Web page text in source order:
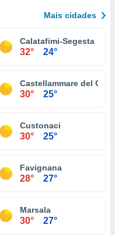
Mais cidades
Calatafimi-Segesta
32° 24°
Castellammare del
30° 25°
Custonaci
30° 25°
Favignana
28° 27°
Marsala
30° 27°